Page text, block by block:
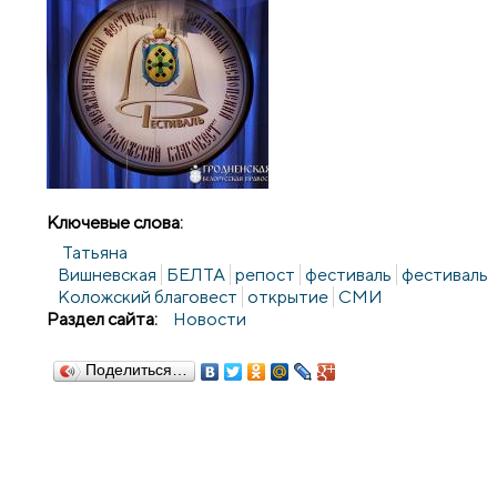
Ключевые слова:
Татьяна
Вишневская БЕЛТА репост фестиваль фестиваль
Коложский благовест открытие СМИ
Раздел сайта:
Новости
Поделиться…